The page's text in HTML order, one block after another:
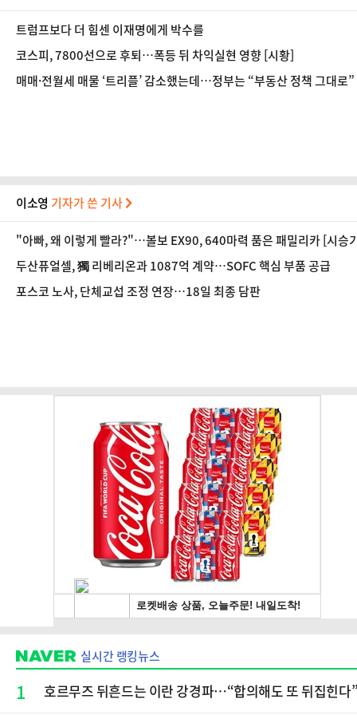
트럼프보다 더 힘센 이재명에게 박수를
코스피, 7800선으로 후퇴…폭등 뒤 차익실현 영향 [시황]
매매·전월세 매물 ‘트리플’ 감소했는데…정부는 “부동산 정책 그대로
이소영 기자가 쓴 기사
"아빠, 왜 이렇게 빨라?"…볼보 EX90, 640마력 품은 패밀리카 [시승
두산퓨얼셀, 獨 리베리온과 1087억 계약…SOFC 핵심 부품 공급
포스코 노사, 단체교섭 조정 연장…18일 최종 담판
실시간 랭킹뉴스
1 호르무즈 뒤흔드는 이란 강경파…“합의해도 또 뒤집힌다